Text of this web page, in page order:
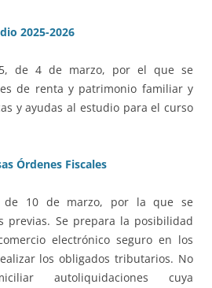
2025-2026
de 4 de marzo, por el que se
de renta y patrimonio familiar y
y ayudas al estudio para el curso
Órdenes Fiscales
de 10 de marzo, por la que se
previas. Se prepara la posibilidad
electrónico seguro en los
los obligados tributarios. No
autoliquidaciones cuya